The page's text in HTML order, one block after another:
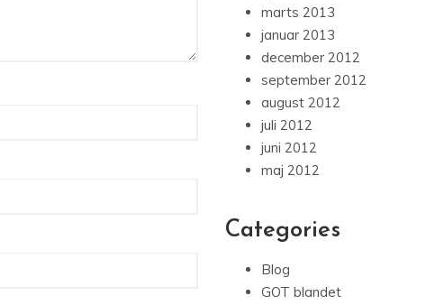
marts 2013
januar 2013
december 2012
september 2012
august 2012
juli 2012
juni 2012
maj 2012
Categories
Blog
GOT blandet